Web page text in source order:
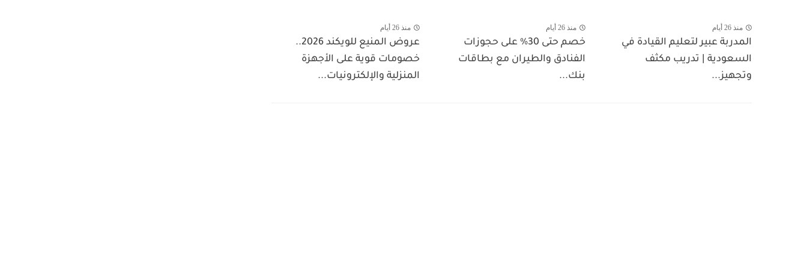
منذ 26 أيام
المدربة عبير لتعليم القيادة في
السعودية | تدريب مكثف
وتجهيز...
منذ 26 أيام
خصم حتى 30% على حجوزات
الفنادق والطيران مع بطاقات
بنك...
منذ 26 أيام
عروض المنيع للويكند 2026..
خصومات قوية على الأجهزة
المنزلية والإلكترونيات...